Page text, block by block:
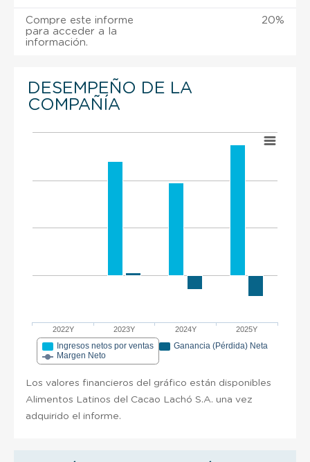
Compre este informe
para acceder a la
información.
20%
DESEMPEÑO DE LA
COMPAÑÍA
2022Y 2023Y 2024Y 2025Y
Ingresos netos por ventas
Ganancia (Pérdida) Neta
Margen Neto
Los valores financieros del gráfico están disponibles
Alimentos Latinos del Cacao Lachó S.A. una vez
adquirido el informe.